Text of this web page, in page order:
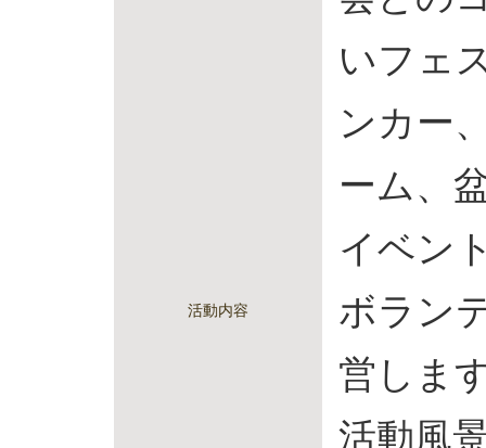
活動内容
いフェ
ンカー
ーム、
イベン
ボラン
営しま
活動風